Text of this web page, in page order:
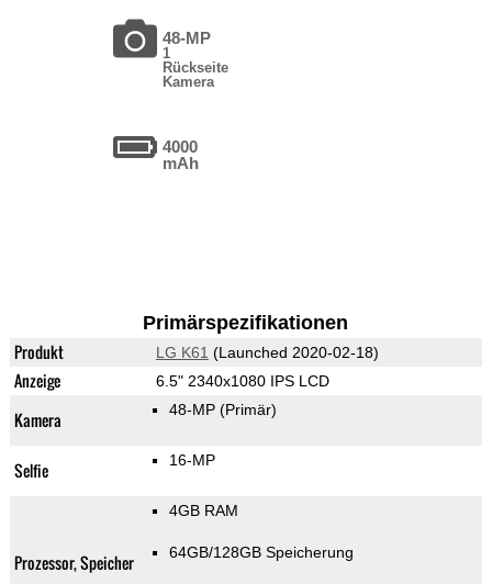
48-MP
1
Rückseite
Kamera
4000
mAh
Primärspezifikationen
Produkt LG K61 (Launched 2020-02-18)
Anzeige 6.5" 2340x1080 IPS LCD
Kamera 48-MP (Primär)
Selfie 16-MP
Prozessor, Speicher
4GB RAM
64GB/128GB Speicherung